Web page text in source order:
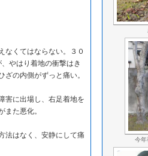
なくてはならない。３０
やはり着地の衝撃はき
の内側がずっと痛い。
害に出場し、右足着地を
た悪化。
法はなく、安静にして痛
今年